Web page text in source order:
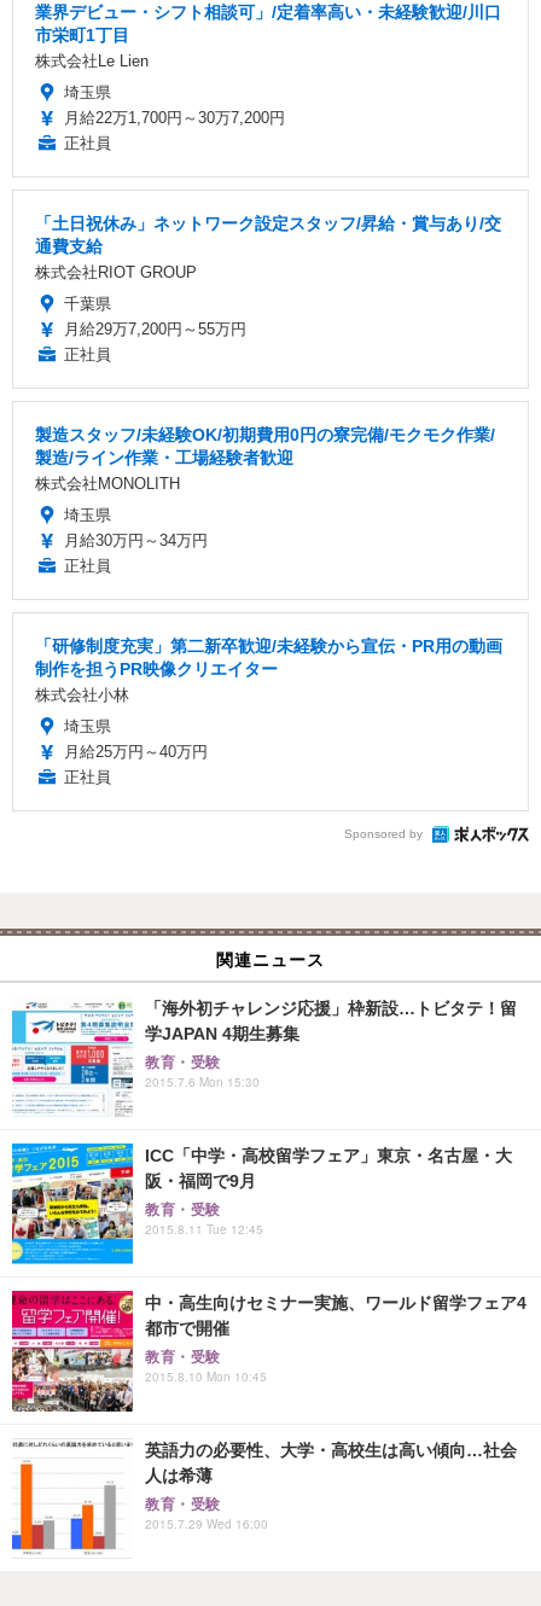
業界デビュー・シフト相談可」/定着率高い・未経験歓迎/川口
市栄町1丁目
株式会社Le Lien
埼玉県
月給22万1,700円～30万7,200円
正社員
「土日祝休み」ネットワーク設定スタッフ/昇給・賞与あり/交
通費支給
株式会社RIOT GROUP
千葉県
月給29万7,200円～55万円
正社員
製造スタッフ/未経験OK/初期費用0円の寮完備/モクモク作業/
製造/ライン作業・工場経験者歓迎
株式会社MONOLITH
埼玉県
月給30万円～34万円
正社員
「研修制度充実」第二新卒歓迎/未経験から宣伝・PR用の動画
制作を担うPR映像クリエイター
株式会社小林
埼玉県
月給25万円～40万円
正社員
Sponsored by
関連ニュース
「海外初チャレンジ応援」枠新設…トビタテ！留
学JAPAN 4期生募集
教育・受験
2015.7.6 Mon 15:30
ICC「中学・高校留学フェア」東京・名古屋・大
阪・福岡で9月
教育・受験
2015.8.11 Tue 12:45
中・高生向けセミナー実施、ワールド留学フェア4
都市で開催
教育・受験
2015.8.10 Mon 10:45
英語力の必要性、大学・高校生は高い傾向…社会
人は希薄
教育・受験
2015.7.29 Wed 16:00